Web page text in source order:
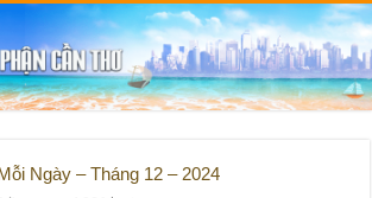
Ngày – Tháng 12 – 2024